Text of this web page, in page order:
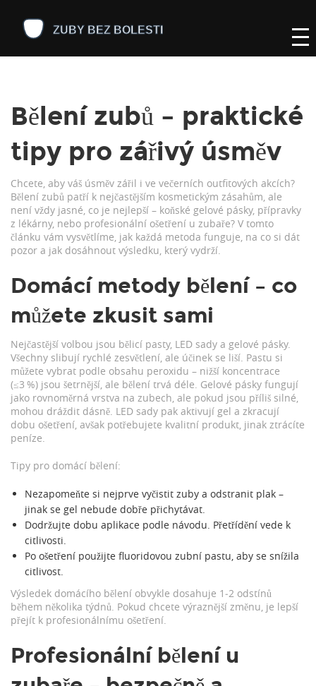
Bělení zubů – praktické
tipy pro zářivý úsměv
Chcete, aby váš úsměv zářil i ve večerních outfitových akcích?
Bělení zubů patří k nejčastějším kosmetickým zásahům, ale
není vždy jasné, co je nejlepší – koňské gelové pásky, přípravky
z lékárny, nebo profesionální ošetření u zubaře? V tomto
článku vám vysvětlíme, jak každá metoda funguje, na co si dát
pozor a jak dosáhnout výsledku, který vydrží.
Domácí metody bělení – co
můžete zkusit sami
Nejčastější volbou jsou bělicí pasty, LED sady a gelové pásky.
Všechny slibují rychlé zesvětlení, ale účinek se liší. Pastu si
můžete vybrat podle obsahu peroxidu – nižší koncentrace
(≤3 %) jsou šetrnější, ale bělení trvá déle. Gelové pásky fungují
jako rovnoměrná vrstva na zubech, ale pokud jsou příliš silné,
mohou dráždit dásně. LED sady pak aktivují gel a zkracují
dobu ošetření, avšak potřebujete kvalitní produkt, jinak ztrácíte
peníze.
Tipy pro domácí bělení:
Nezapomeňte si nejprve vyčistit zuby a odstranit plak –
jinak se gel nebude dobře přichytávat.
Dodržujte dobu aplikace podle návodu. Přetřídění vede k
citlivosti.
Po ošetření použijte fluoridovou zubní pastu, aby se snížila
citlivost.
Výsledek domácího bělení obvykle dosahuje 1‑2 odstínů
během několika týdnů. Pokud chcete výraznější změnu, je lepší
přejít k profesionálnímu ošetření.
Profesionální bělení u